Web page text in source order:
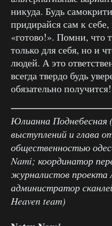
никуда. Будь
придирайся сам к
«готово!». Помни, что
только для себя, но и
людей. А это
всегда твердо будь
обязательно получится!
Юлианна Поднебесная
выступлений и глава
общественностью
Nami; координатор
журналистов проекта
администратор
Heaven team)